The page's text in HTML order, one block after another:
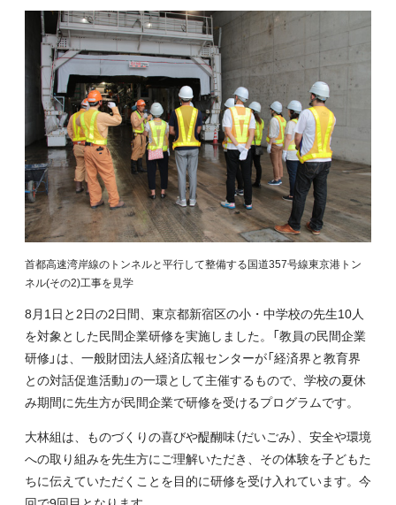
首都高速湾岸線のトンネルと平行して整備する国道357号線東京港トン
ネル(その2)工事を見学
8月1日と2日の2日間、東京都新宿区の小・中学校の先生10人
を対象とした民間企業研修を実施しました。「教員の民間企業
研修」は、一般財団法人経済広報センターが「経済界と教育界
との対話促進活動」の一環として主催するもので、学校の夏休
み期間に先生方が民間企業で研修を受けるプログラムです。
大林組は、ものづくりの喜びや醍醐味（だいごみ）、安全や環境
への取り組みを先生方にご理解いただき、その体験を子どもた
ちに伝えていただくことを目的に研修を受け入れています。今